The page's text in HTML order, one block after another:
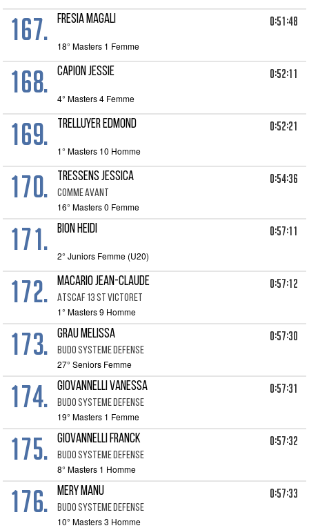
167. FRESIA MAGALI 0:51:48
18° Masters 1 Femme
168. CAPION JESSIE 0:52:11
4° Masters 4 Femme
169. TRELLUYER EDMOND 0:52:21
1° Masters 10 Homme
170. TRESSENS JESSICA
COMME AVANT
0:54:36
16° Masters 0 Femme
171. BION HEIDI 0:57:11
2° Juniors Femme (U20)
172. MACARIO JEAN-CLAUDE
ATSCAF 13 ST VICTORET
0:57:12
1° Masters 9 Homme
173. GRAU MELISSA
BUDO SYSTEME DEFENSE
0:57:30
27° Seniors Femme
174. GIOVANNELLI VANESSA
BUDO SYSTEME DEFENSE
0:57:31
19° Masters 1 Femme
175. GIOVANNELLI FRANCK
BUDO SYSTEME DEFENSE
0:57:32
8° Masters 1 Homme
176. MERY MANU
BUDO SYSTEME DEFENSE
0:57:33
10° Masters 3 Homme